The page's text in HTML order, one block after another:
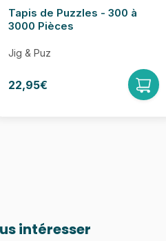
Tapis de Puzzles - 300 à
3000 Pièces
Jig & Puz
22,95€
intéresser